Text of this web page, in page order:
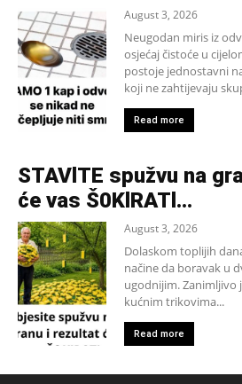
August 3, 2026
Neugodan miris iz
osjećaj čistoće u
postoje jednostavni
koji ne zahtijevaju
Read more
STAVlTE spužvu na
će vas Š0KlRATl…
August 3, 2026
Dolaskom toplijih
načine da boravak u
ugodnijim. Zanimljivo
kućnim trikovima...
Read more